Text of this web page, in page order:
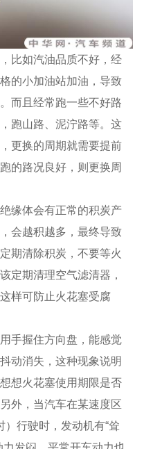
比如汽油品质不好，经
的小加油站加油，导致
而且经常跑一些不好路
跑山路、泥泞路等。这
更换的周期就需要提前
的路况良好，则更换周
缘体会有正常的积炭产
会越积越多，最终导致
期清除积炭，不要等火
定期清理空气滤清器，
样可防止火花塞受腐
手握住方向盘，能感觉
动消失，这种现象说明
想火花塞使用期限是否
外，当汽车在某速度区
行驶时，发动机有“耸